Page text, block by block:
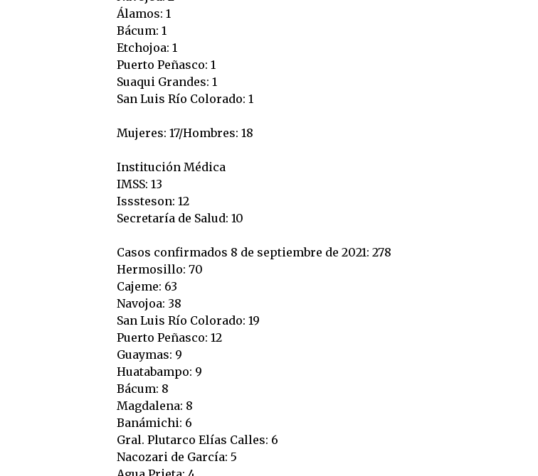
Álamos: 1
Bácum: 1
Etchojoa: 1
Puerto Peñasco: 1
Suaqui Grandes: 1
San Luis Río Colorado: 1
Mujeres: 17/Hombres: 18
Institución Médica
IMSS: 13
Isssteson: 12
Secretaría de Salud: 10
Casos confirmados 8 de septiembre de 2021: 278
Hermosillo: 70
Cajeme: 63
Navojoa: 38
San Luis Río Colorado: 19
Puerto Peñasco: 12
Guaymas: 9
Huatabampo: 9
Bácum: 8
Magdalena: 8
Banámichi: 6
Gral. Plutarco Elías Calles: 6
Nacozari de García: 5